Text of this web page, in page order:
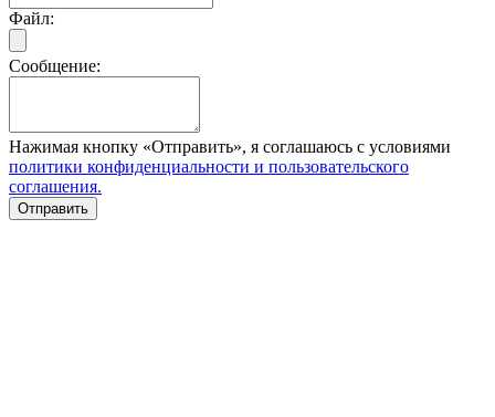
Файл:
Сообщение:
Нажимая кнопку «Отправить», я соглашаюсь с условиями
политики конфиденциальности и пользовательского
соглашения.
Отправить